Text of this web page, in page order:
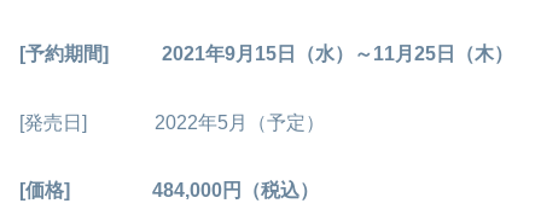
[予約期間] 2021年9月15日（水）～11月25日（木）
[発売日] 2022年5月（予定）
[価格] 484,000円（税込）